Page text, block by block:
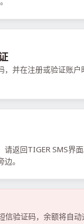
，并在注册或验证账户
请返回TIGER SMS界
。
信验证码，余额将自